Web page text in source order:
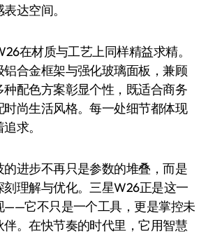
达空间。
在材质与工艺上同样精益求精。
合金框架与强化玻璃面板，兼顾
种配色方案彰显个性，既适合商务
尚生活风格。每一处细节都体现
求。
进步不再只是参数的堆叠，而是
理解与优化。三星W26正是这一
——它不只是一个工具，更是掌控未
。在快节奏的时代里，它用智慧